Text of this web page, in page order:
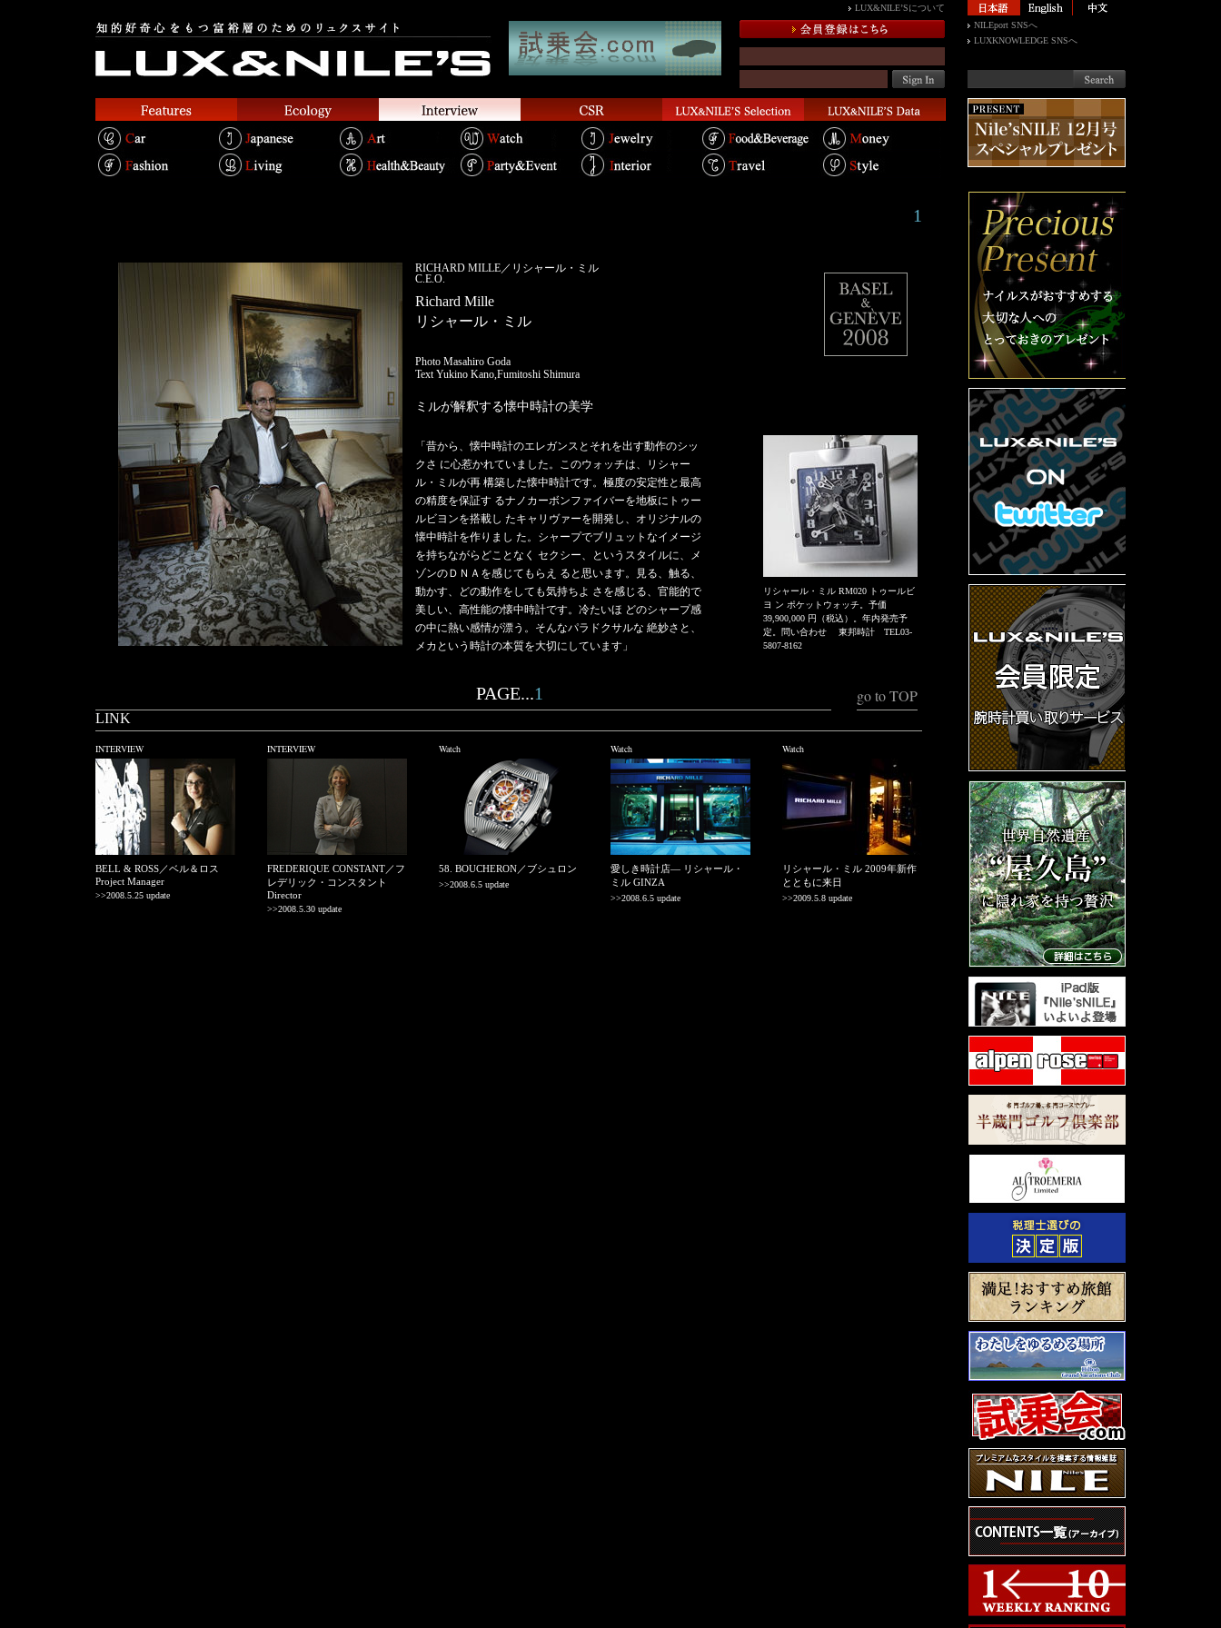
LUX&NILE’Sについて
NILEport SNSへ
LUXKNOWLEDGE SNSへ
1
RICHARD MILLE／リシャール・ミル
C.E.O.
Richard Mille
リシャール・ミル
Photo Masahiro Goda
Text Yukino Kano,Fumitoshi Shimura
ミルが解釈する懐中時計の美学
「昔から、懐中時計のエレガンスとそれを出す動作のシッ
クさ に心惹かれていました。このウォッチは、リシャー
ル・ミルが再 構築した懐中時計です。極度の安定性と最高
の精度を保証す るナノカーボンファイバーを地板にトゥー
ルビヨンを搭載し たキャリヴァーを開発し、オリジナルの
懐中時計を作りまし た。シャープでブリュットなイメージ
を持ちながらどことなく セクシー、というスタイルに、メ
ゾンのＤＮＡを感じてもらえ ると思います。見る、触る、
動かす、どの動作をしても気持ちよ さを感じる、官能的で
美しい、高性能の懐中時計です。冷たいほ どのシャープ感
の中に熱い感情が漂う。そんなパラドクサルな 絶妙さと、
メカという時計の本質を大切にしています」
リシャール・ミル RM020 トゥールビ
ヨ ン ポケットウォッチ。予価
39,900,000 円（税込）。年内発売予
定。問い合わせ 東邦時計 TEL03-
5807-8162
go to TOP
PAGE...1
LINK
INTERVIEW
BELL & ROSS／ベル＆ロス
Project Manager
>>2008.5.25 update
INTERVIEW
FREDERIQUE CONSTANT／フ
レデリック・コンスタント
Director
>>2008.5.30 update
Watch
58. BOUCHERON／ブシュロン
>>2008.6.5 update
Watch
愛しき時計店― リシャール・
ミル GINZA
>>2008.6.5 update
Watch
リシャール・ミル 2009年新作
とともに来日
>>2009.5.8 update